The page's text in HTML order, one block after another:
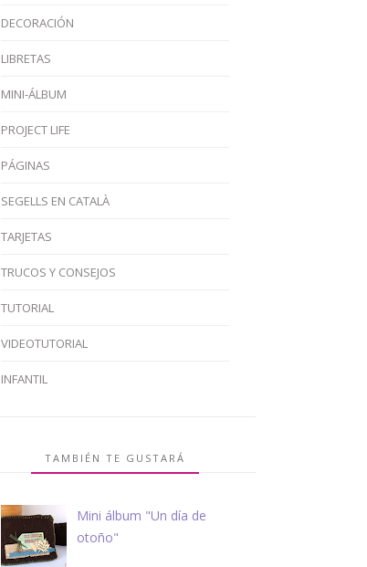
DECORACIÓN
LIBRETAS
MINI-ÁLBUM
PROJECT LIFE
PÁGINAS
SEGELLS EN CATALÀ
TARJETAS
TRUCOS Y CONSEJOS
TUTORIAL
VIDEOTUTORIAL
INFANTIL
TAMBIÉN TE GUSTARÁ
Mini álbum "Un día de
otoño"